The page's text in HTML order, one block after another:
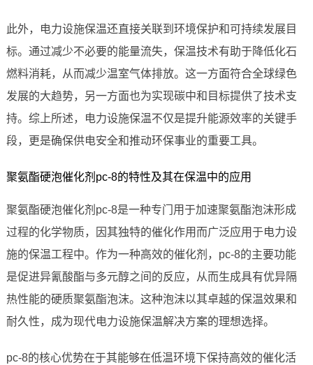
此外，电力设施保温还直接关联到环境保护和可持续发展目
标。通过减少不必要的能量流失，保温技术有助于降低化石
燃料消耗，从而减少温室气体排放。这一方面符合全球绿色
发展的大趋势，另一方面也为实现碳中和目标提供了技术支
持。综上所述，电力设施保温不仅是提升能源效率的关键手
段，更是确保供电安全和推动环保事业的重要工具。
聚氨酯硬泡催化剂pc-8的特性及其在保温中的应用
聚氨酯硬泡催化剂pc-8是一种专门用于加速聚氨酯泡沫形成
过程的化学物质，因其独特的催化作用而广泛应用于电力设
施的保温工程中。作为一种高效的催化剂，pc-8的主要功能
是促进异氰酸酯与多元醇之间的反应，从而生成具有优异隔
热性能的硬质聚氨酯泡沫。这种泡沫以其卓越的保温效果和
耐久性，成为现代电力设施保温解决方案的理想选择。
pc-8的核心优势在于其能够在低温环境下保持高效的催化活